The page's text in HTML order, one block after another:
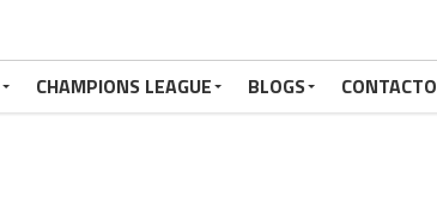
CHAMPIONS LEAGUE BLOGS CONTACTO